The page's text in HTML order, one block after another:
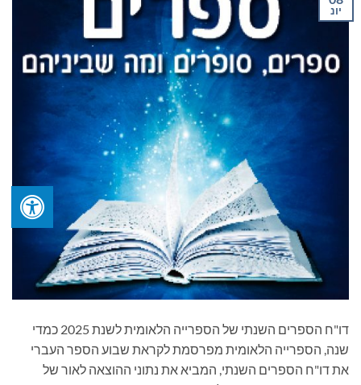
יונ
דו"ח הספרים השנתי של הספרייה הלאומית לשנת 2025 כמדי
שנה, הספרייה הלאומית מפרסמת לקראת שבוע הספר העברי
את דו"ח הספרים השנתי, המביא את נתוני ההוצאה לאור של